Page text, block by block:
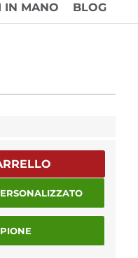
IN MANO BLOG